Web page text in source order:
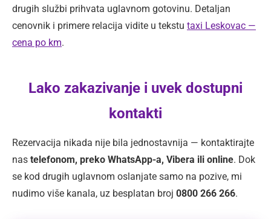
drugih službi prihvata uglavnom gotovinu. Detaljan
cenovnik i primere relacija vidite u tekstu taxi Leskovac —
cena po km.
Lako zakazivanje i uvek dostupni
kontakti
Rezervacija nikada nije bila jednostavnija — kontaktirajte
nas telefonom, preko WhatsApp-a, Vibera ili online. Dok
se kod drugih uglavnom oslanjate samo na pozive, mi
nudimo više kanala, uz besplatan broj 0800 266 266.